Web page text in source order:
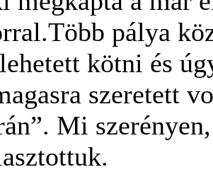
pálya
kötni és
szeretett
Mi